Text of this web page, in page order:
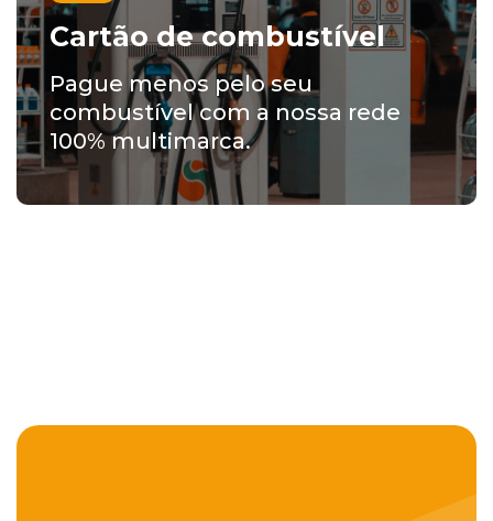
Cartão de combustível
Pague menos pelo seu
combustível com a nossa rede
100% multimarca.